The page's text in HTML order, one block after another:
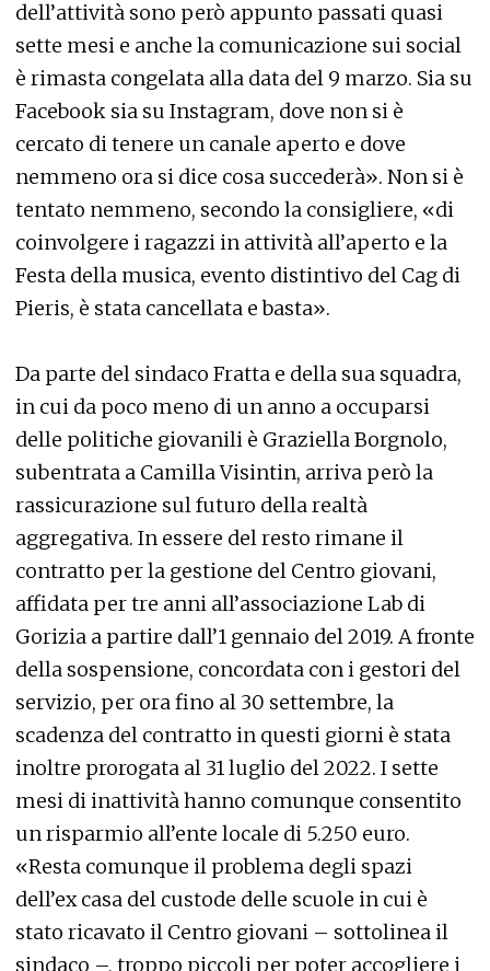
dell’attività sono però appunto passati quasi
sette mesi e anche la comunicazione sui social
è rimasta congelata alla data del 9 marzo. Sia su
Facebook sia su Instagram, dove non si è
cercato di tenere un canale aperto e dove
nemmeno ora si dice cosa succederà». Non si è
tentato nemmeno, secondo la consigliere, «di
coinvolgere i ragazzi in attività all’aperto e la
Festa della musica, evento distintivo del Cag di
Pieris, è stata cancellata e basta».
Da parte del sindaco Fratta e della sua squadra,
in cui da poco meno di un anno a occuparsi
delle politiche giovanili è Graziella Borgnolo,
subentrata a Camilla Visintin, arriva però la
rassicurazione sul futuro della realtà
aggregativa. In essere del resto rimane il
contratto per la gestione del Centro giovani,
affidata per tre anni all’associazione Lab di
Gorizia a partire dall’1 gennaio del 2019. A fronte
della sospensione, concordata con i gestori del
servizio, per ora fino al 30 settembre, la
scadenza del contratto in questi giorni è stata
inoltre prorogata al 31 luglio del 2022. I sette
mesi di inattività hanno comunque consentito
un risparmio all’ente locale di 5.250 euro.
«Resta comunque il problema degli spazi
dell’ex casa del custode delle scuole in cui è
stato ricavato il Centro giovani – sottolinea il
sindaco –, troppo piccoli per poter accogliere i